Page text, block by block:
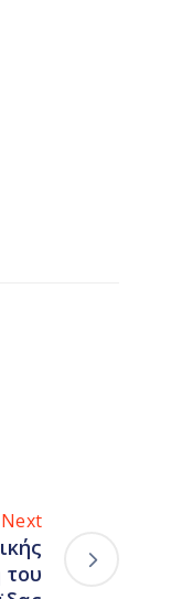
Next
του